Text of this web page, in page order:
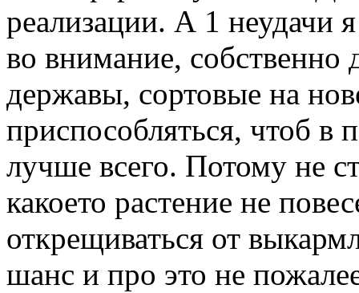
реализации. А 1 неудачи
во внимание, собственно
державы, сортовые на
приспособляться, чтоб в
лучше всего. Потому не
какоето растение не
открещиваться от
шанс и про это не